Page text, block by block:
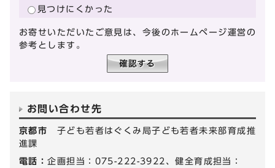
見つけにくかった
お寄せいただいたご意見は、今後のホームページ運営の
参考とします。
お問い合わせ先
京都市 子ども若者はぐくみ局子ども若者未来部育成推
進課
電話：企画担当：075-222-3922、健全育成担当：